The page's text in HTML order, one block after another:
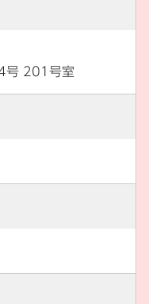
号 201号室